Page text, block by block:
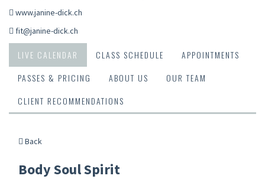
www.janine-dick.ch
fit@janine-dick.ch
LIVE CALENDAR CLASS SCHEDULE
APPOINTMENTS
PASSES & PRICING
ABOUT US
OUR TEAM
CLIENT RECOMMENDATIONS
Back
Body Soul Spirit